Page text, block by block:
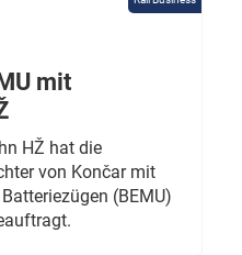
mit
HŽ hat die
von Končar mit
(BEMU)